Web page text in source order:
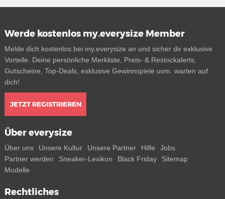
Werde kostenlos my.everysize Member
Melde dich kostenlos bei my.everysize an und sicher dir exklusive
Vorteile. Deine persönliche Merkliste, Preis- & Restockalerts,
Gutscheine, Top-Deals, exklusive Gewinnspiele uvm. warten auf
dich!
JETZT REGISTRIEREN
Über everysize
Über uns Unsere Kultur Unsere Partner Hilfe
Jobs
Partner werden
Sneaker-Lexikon Black Friday
Sitemap
Modelle
Rechtliches